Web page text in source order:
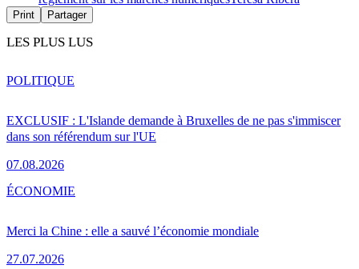
Print Partager
LES PLUS LUS
EXCLUSIF : L'Islande demande à Bruxelles de ne pas s'immiscer
dans son référendum sur l'UE
07.08.2026
POLITIQUE
Merci la Chine : elle a sauvé l’économie mondiale
27.07.2026
ÉCONOMIE